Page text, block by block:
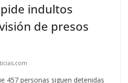
indultos
de presos
457 personas siguen detenidas